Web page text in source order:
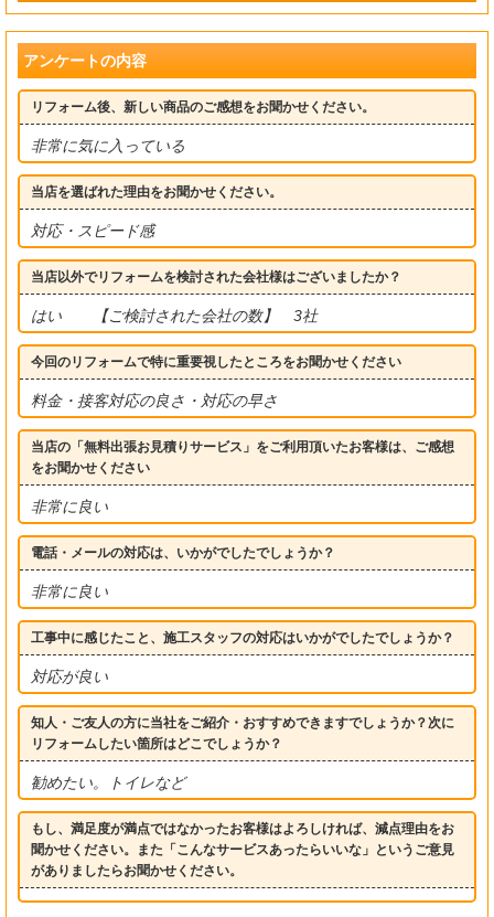
アンケートの内容
リフォーム後、新しい商品のご感想をお聞かせください。
非常に気に入っている
当店を選ばれた理由をお聞かせください。
対応・スピード感
当店以外でリフォームを検討された会社様はございましたか？
はい 【ご検討された会社の数】 3社
今回のリフォームで特に重要視したところをお聞かせください
料金・接客対応の良さ・対応の早さ
当店の「無料出張お見積りサービス」をご利用頂いたお客様は、ご感想
をお聞かせください
非常に良い
電話・メールの対応は、いかがでしたでしょうか？
非常に良い
工事中に感じたこと、施工スタッフの対応はいかがでしたでしょうか？
対応が良い
知人・ご友人の方に当社をご紹介・おすすめできますでしょうか？次に
リフォームしたい箇所はどこでしょうか？
勧めたい。トイレなど
もし、満足度が満点ではなかったお客様はよろしければ、減点理由をお
聞かせください。また「こんなサービスあったらいいな」というご意見
がありましたらお聞かせください。